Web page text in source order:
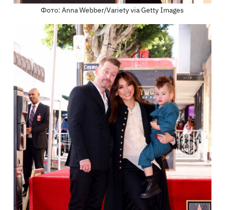
Фото: Anna Webber/Variety via Getty Images